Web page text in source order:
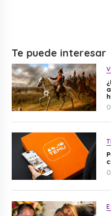
Te puede interesar